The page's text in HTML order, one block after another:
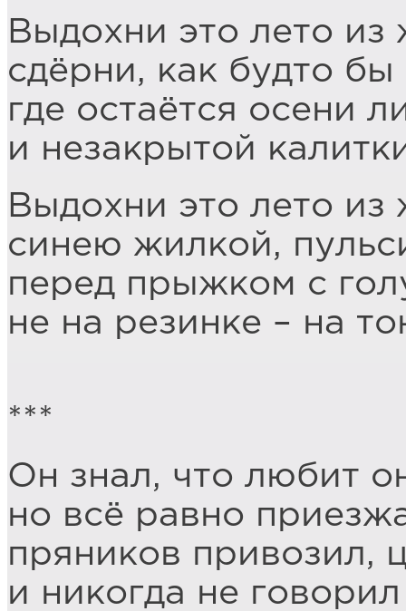
Выдохни это лето из
сдёрни, как будто
где остаётся осени
и незакрытой
Выдохни это лето из
синею жилкой,
перед прыжком с
не на резинке – на
***
Он знал, что любит
но всё равно
пряников привозил,
и никогда не